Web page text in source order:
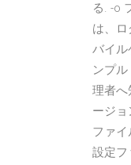
る. -o
は、
バイル
ンプ
理者
ージ
ファ
設定フ